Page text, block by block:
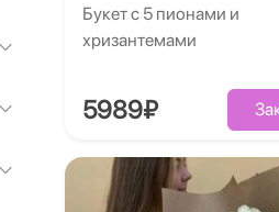
Букет с 5 пионами и
хризантемами
5989₽